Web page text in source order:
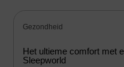
Gezondheid
Het ultieme comfort met
Sleepworld